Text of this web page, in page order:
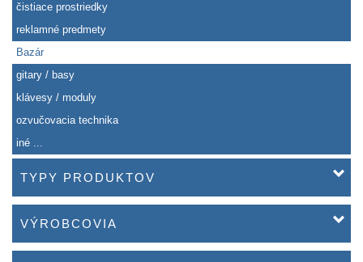
čistiace prostriedky
reklamné predmety
Bazár
gitary / basy
klávesy / moduly
ozvučovacia technika
iné ...
TYPY PRODUKTOV
VÝROBCOVIA